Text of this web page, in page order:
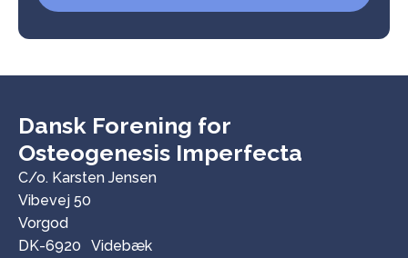
Dansk Forening for
Osteogenesis Imperfecta
C/o. Karsten Jensen
Vibevej 50
Vorgod
DK-6920 Videbæk